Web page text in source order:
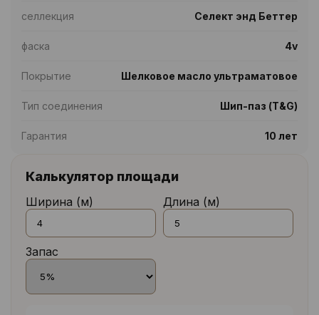
селлекция Селект энд Беттер
фаска 4v
Покрытие Шелковое масло ультраматовое
Тип соединения Шип-паз (T&G)
Гарантия 10 лет
Калькулятор площади
Ширина (м) Длина (м)
Запас